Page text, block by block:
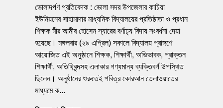
ভোলাদর্পণ প্রতিবেদক : ভোলা সদর উপজেলার কাচিয়া
ইউনিয়নের সাহামাদার মাধ্যমিক বিদ্যালয়ের প্রতিষ্ঠাতা ও প্রধান
শিক্ষক মীর আমীর হোসেন স্যারের বর্ণাঢ্য বিদায় সংবর্ধনা দেয়া
হয়েছে। মঙ্গলবার (২৯ এপ্রিল) সকালে বিদ্যালয় প্রাঙ্গণে
আয়োজিত এই অনুষ্ঠানে শিক্ষক, শিক্ষার্থী, অভিভাবক, প্রাক্তন
শিক্ষার্থী, অতিথিবৃন্দসহ এলাকার গণ্যমান্য ব্যক্তিবর্গ উপস্থিত
ছিলেন। অনুষ্ঠানের শুরুতেই পবিত্র কোরআন তেলাওয়াতের
মাধ্যমে ক...